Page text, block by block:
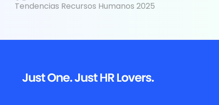
Tendencias Recursos Humanos 2025
Footer